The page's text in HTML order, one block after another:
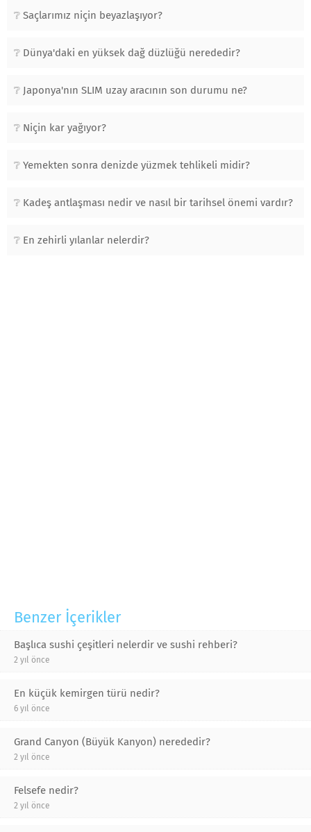
Saçlarımız niçin beyazlaşıyor?
Dünya'daki en yüksek dağ düzlüğü nerededir?
Japonya'nın SLIM uzay aracının son durumu ne?
Niçin kar yağıyor?
Yemekten sonra denizde yüzmek tehlikeli midir?
Kadeş antlaşması nedir ve nasıl bir tarihsel önemi vardır?
En zehirli yılanlar nelerdir?
Benzer İçerikler
Başlıca sushi çeşitleri nelerdir ve sushi rehberi?
2 yıl önce
En küçük kemirgen türü nedir?
6 yıl önce
Grand Canyon (Büyük Kanyon) nerededir?
2 yıl önce
Felsefe nedir?
2 yıl önce